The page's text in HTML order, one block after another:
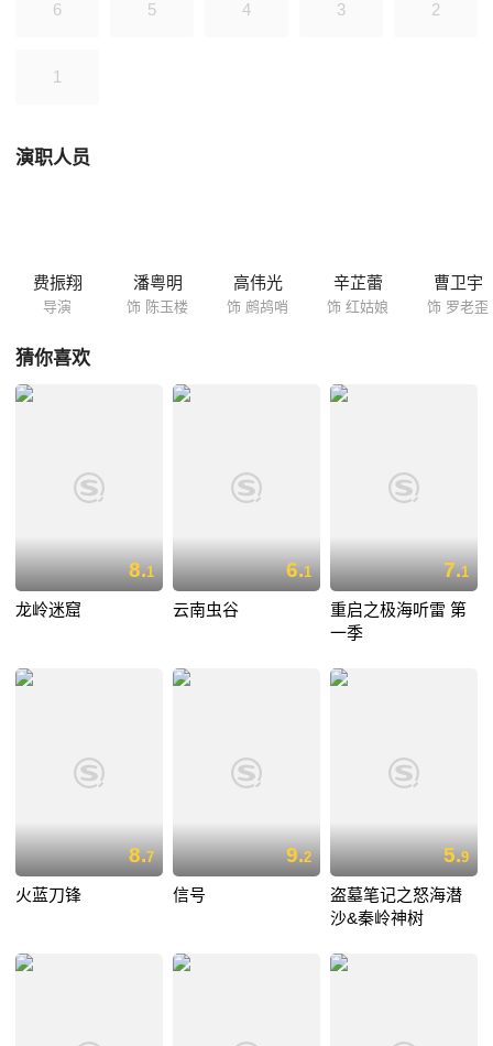
6 5 4 3 2
1
演职人员
费振翔
导演
潘粤明
饰 陈玉楼
高伟光
饰 鹧鸪哨
辛芷蕾
饰 红姑娘
曹卫宇
饰 罗老歪
猜你喜欢
8.1
龙岭迷窟
6.1
云南虫谷
7.1
重启之极海听雷 第
一季
8.7
火蓝刀锋
9.2
信号
5.9
盗墓笔记之怒海潜
沙&秦岭神树